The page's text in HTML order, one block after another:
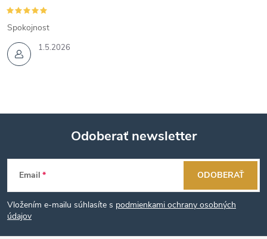
1.5.2026
Spokojnost
Z
á
p
Odoberať newsletter
Email
Vložením e-mailu súhlasíte s podmienkami ochrany osobných
údajov
ODOBERAŤ